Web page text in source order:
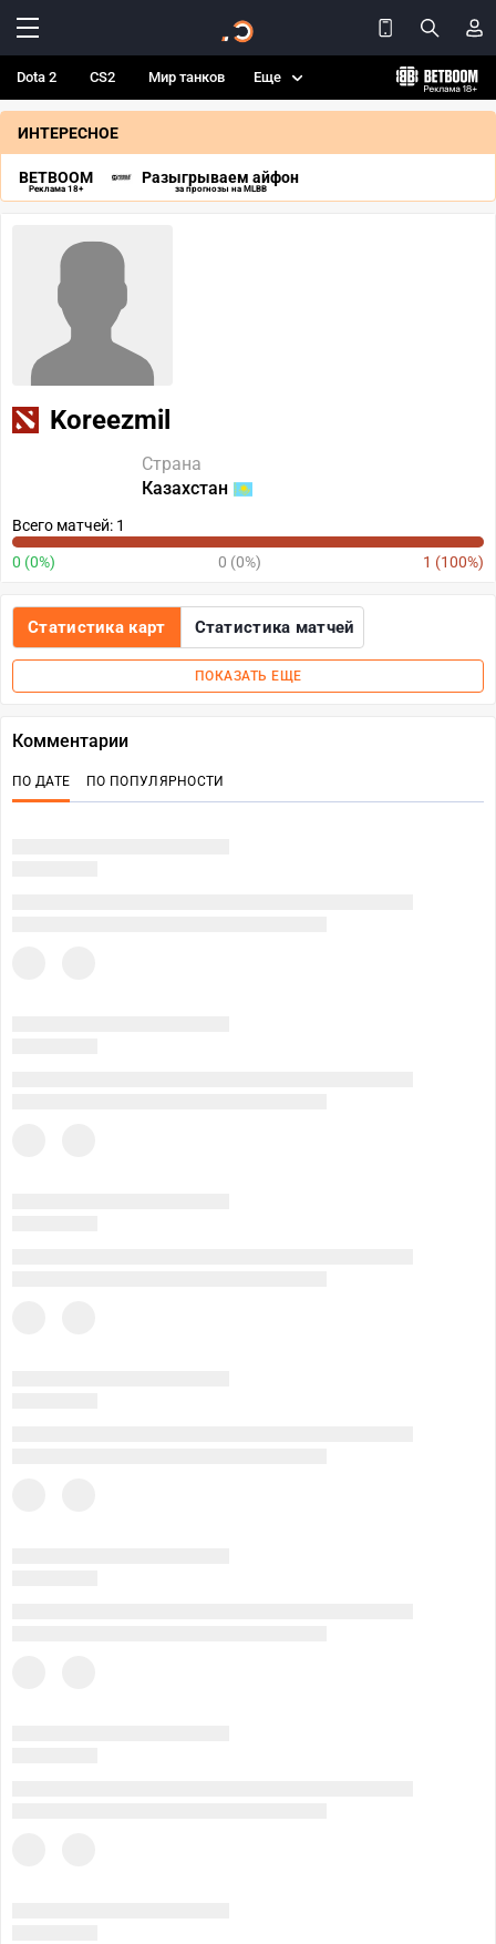
Dota 2 CS2 Мир танков Еще
ИНТЕРЕСНОЕ
BETBOOM
Реклама 18+
Разыгрываем айфон
за прогнозы на MLBB
Koreezmil
Страна
Казахстан
Всего матчей: 1
0 (0%) 0 (0%) 1 (100%)
Статистика карт Статистика матчей
ПОКАЗАТЬ ЕЩЕ
Комментарии
ПО ДАТЕ ПО ПОПУЛЯРНОСТИ